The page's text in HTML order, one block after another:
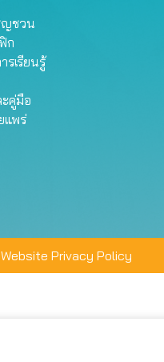
ญชวน
ก
รเรียนรู้
คู่มือ
แพร่
Website Privacy Policy